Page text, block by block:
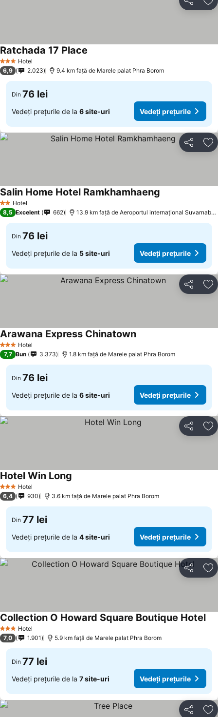
Distribuiți
3 SteleHotel
Ratchada 17 Place
6,9 2.023 9.4 km faţă de Marele palat Phra Borom
Din 76 lei
Vedeți prețurile de la 6 site-uri Vedeți prețurile
Distribuiți
2 SteleHotel
Salin Home Hotel Ramkhamhaeng
8,5 Excelent 662 13.9 km faţă de Aeroportul internațional Suvarnabhumi
Din 76 lei
Vedeți prețurile de la 5 site-uri Vedeți prețurile
Distribuiți
3 SteleHotel
Arawana Express Chinatown
7,7 Bun 3.373 1.8 km faţă de Marele palat Phra Borom
Din 76 lei
Vedeți prețurile de la 6 site-uri Vedeți prețurile
Distribuiți
3 SteleHotel
Hotel Win Long
6,4 930 3.6 km faţă de Marele palat Phra Borom
Din 77 lei
Vedeți prețurile de la 4 site-uri Vedeți prețurile
Distribuiți
3 SteleHotel
Collection O Howard Square Boutique Hotel
7,0 1.901 5.9 km faţă de Marele palat Phra Borom
Din 77 lei
Vedeți prețurile de la 7 site-uri Vedeți prețurile
Distribuiți